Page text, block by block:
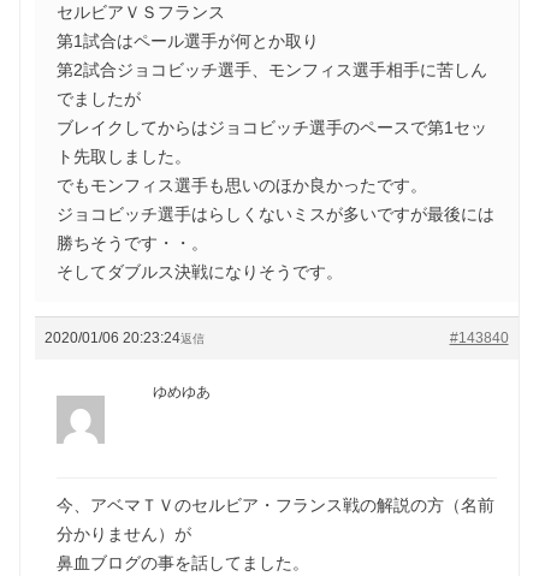
セルビアＶＳフランス
第1試合はペール選手が何とか取り
第2試合ジョコビッチ選手、モンフィス選手相手に苦しん
でましたが
ブレイクしてからはジョコビッチ選手のペースで第1セッ
ト先取しました。
でもモンフィス選手も思いのほか良かったです。
ジョコビッチ選手はらしくないミスが多いですが最後には
勝ちそうです・・。
そしてダブルス決戦になりそうです。
2020/01/06 20:23:24 #143840
返信
ゆめゆあ
今、アベマＴＶのセルビア・フランス戦の解説の方（名前
分かりません）が
鼻血ブログの事を話してました。